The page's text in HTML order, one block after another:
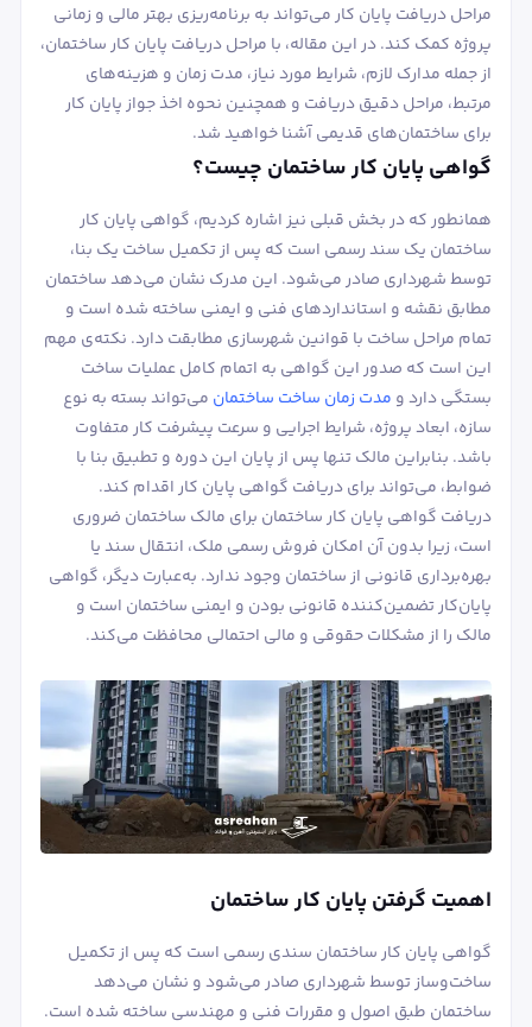
مراحل دریافت پایان کار می‌تواند به برنامه‌ریزی بهتر مالی و زمانی
پروژه کمک کند. در این مقاله، با مراحل دریافت پایان کار ساختمان،
از جمله مدارک لازم، شرایط مورد نیاز، مدت زمان و هزینه‌های
مرتبط، مراحل دقیق دریافت و همچنین نحوه اخذ جواز پایان کار
برای ساختمان‌های قدیمی آشنا خواهید شد.
گواهی پایان کار ساختمان چیست؟
همانطور که در بخش قبلی نیز اشاره کردیم، گواهی پایان کار
ساختمان یک سند رسمی است که پس از تکمیل ساخت یک بنا،
توسط شهرداری صادر می‌شود. این مدرک نشان می‌دهد ساختمان
مطابق نقشه و استانداردهای فنی و ایمنی ساخته شده است و
تمام مراحل ساخت با قوانین شهرسازی مطابقت دارد. نکته‌ی مهم
این است که صدور این گواهی به اتمام کامل عملیات ساخت
بستگی دارد و مدت زمان ساخت ساختمان می‌تواند بسته به نوع
سازه، ابعاد پروژه، شرایط اجرایی و سرعت پیشرفت کار متفاوت
باشد. بنابراین مالک تنها پس از پایان این دوره و تطبیق بنا با
ضوابط، می‌تواند برای دریافت گواهی پایان کار اقدام کند.
دریافت گواهی پایان کار ساختمان برای مالک ساختمان ضروری
است، زیرا بدون آن امکان فروش رسمی ملک، انتقال سند یا
بهره‌برداری قانونی از ساختمان وجود ندارد. به‌عبارت دیگر، گواهی
پایان‌کار تضمین‌کننده قانونی بودن و ایمنی ساختمان است و
مالک را از مشکلات حقوقی و مالی احتمالی محافظت می‌کند.
اهمیت گرفتن پایان کار ساختمان
گواهی پایان کار ساختمان سندی رسمی است که پس از تکمیل
ساخت‌وساز توسط شهرداری صادر می‌شود و نشان می‌دهد
ساختمان طبق اصول و مقررات فنی و مهندسی ساخته شده است.